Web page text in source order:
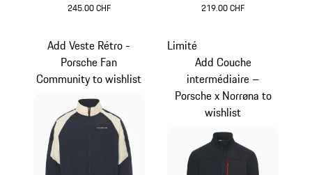
245.00 CHF 219.00 CHF
Add Veste Rétro -
Porsche Fan
Community to wishlist
Limité
Add Couche
intermédiaire –
Porsche x Norrøna to
wishlist